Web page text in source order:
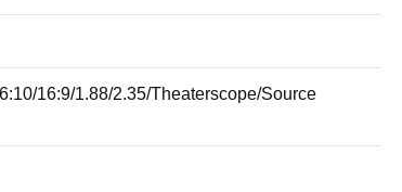
16:9/1.88/2.35/Theaterscope/Source